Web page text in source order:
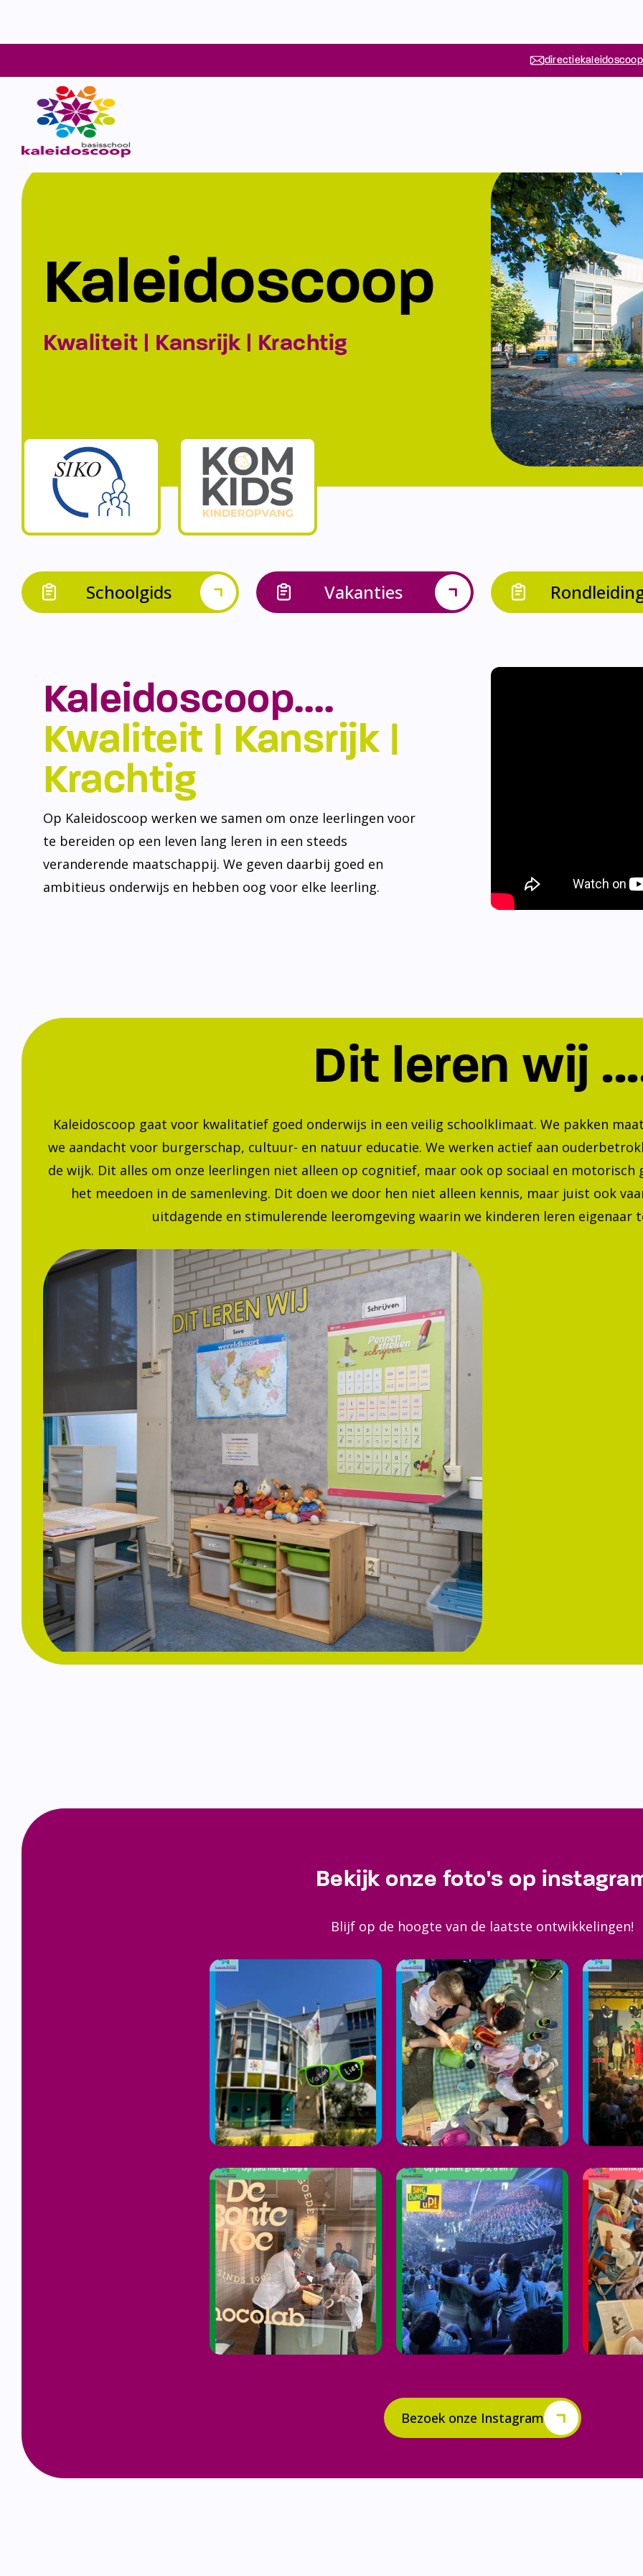
Kaleidoscoop
Kwaliteit | Kansrijk | Krachtig
Schoolgids Vakanties
Kaleidoscoop….
Kwaliteit | Kansrijk |
Krachtig
Op Kaleidoscoop werken we samen om onze leerlingen voor
te bereiden op een leven lang leren in een steeds
veranderende maatschappij. We geven daarbij goed en
ambitieus onderwijs en hebben oog voor elke leerling.
Dit leren wij
Kaleidoscoop gaat voor kwalitatief goed onderwijs in een veilig schoolklimaat. We pakken
we aandacht voor burgerschap, cultuur- en natuur educatie. We werken actief aan
de wijk. Dit alles om onze leerlingen niet alleen op cognitief, maar ook op sociaal en
het meedoen in de samenleving. Dit doen we door hen niet alleen kennis, maar juist ook
uitdagende en stimulerende leeromgeving waarin we kinderen leren eigenaar
Bekijk onze foto's op
Blijf op de hoogte van de laatste ontwikkelingen!
Bezoek onze Instagram